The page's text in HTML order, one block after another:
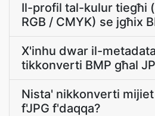
Il-profil tal-kulur tiegħi
RGB / CMYK) se jgħix
X'inhu dwar il-
tikkonverti BMP għal
Nista' nikkonverti
f'JPG f'daqqa?